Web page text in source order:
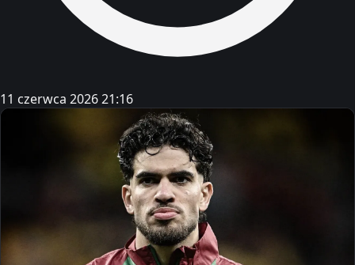
11 czerwca 2026 21:16